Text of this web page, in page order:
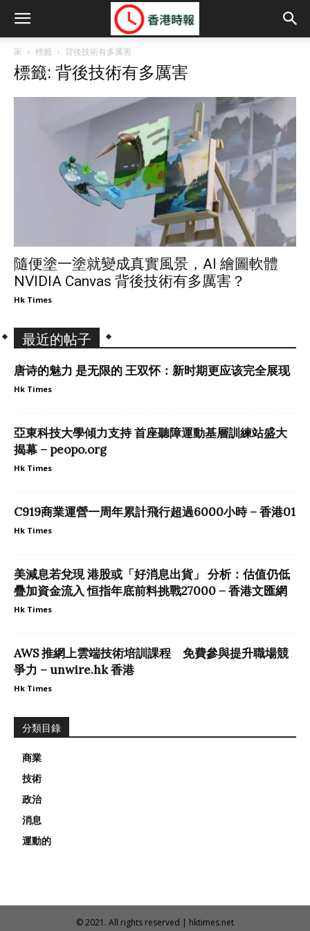
家 標籤 背後技術有多厲害
標籤: 背後技術有多厲害
隨便塗一塗就變成真實風景，AI 繪圖軟體
NVIDIA Canvas 背後技術有多厲害？
Hk Times
最近的帖子
唐诗的魅力 是无限的 王双怀：新时期更应该完全展现
Hk Times
亞東科技大學傾力支持 首座聽障運動基層訓練站盛大
揭幕 – peopo.org
Hk Times
C919商業運營一周年累計飛行超過6000小時 – 香港01
Hk Times
美減息若兌現 港股或「好消息出貨」 分析：估值仍低
疊加資金流入 恒指年底前料挑戰27000 – 香港文匯網
Hk Times
AWS 推網上雲端技術培訓課程 免費參與提升職場競
爭力 – unwire.hk 香港
Hk Times
分類目錄
商業
技術
政治
消息
運動的
© 2021. All rights reserved | hktimes.net